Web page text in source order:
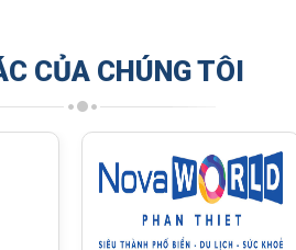
CỦA CHÚNG TÔI